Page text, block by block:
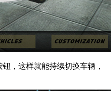
，这样就能持续切换车辆，